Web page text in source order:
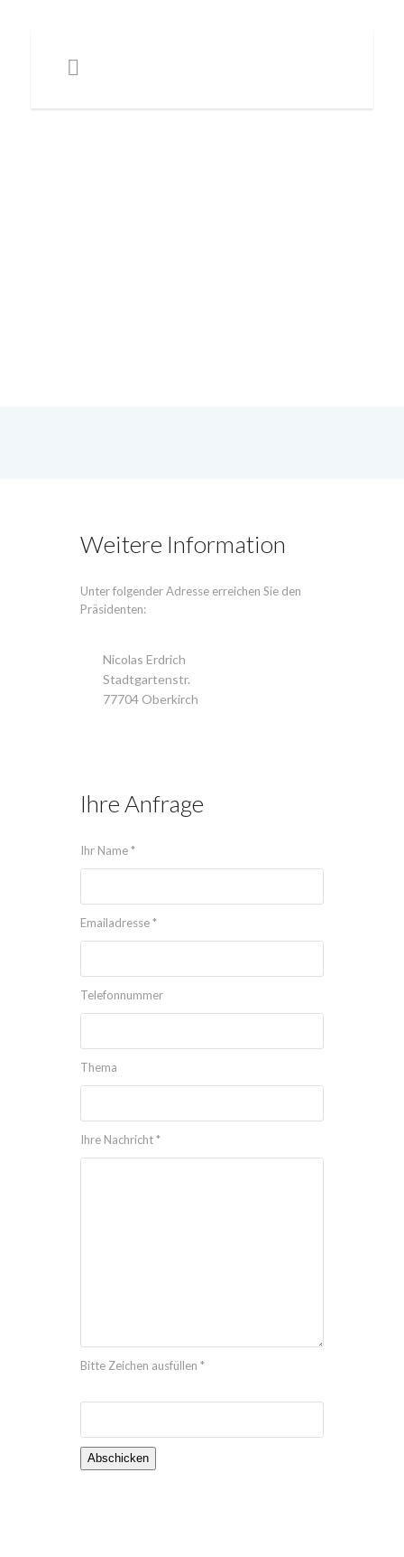
Weitere Information
Unter folgender Adresse erreichen Sie den
Präsidenten:
Nicolas Erdrich
Stadtgartenstr.
77704 Oberkirch
Ihre Anfrage
Ihr Name *
Emailadresse *
Telefonnummer
Thema
Ihre Nachricht *
Bitte Zeichen ausfüllen *